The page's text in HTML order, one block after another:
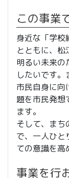
この事業
身近な「学校
とともに、
明るい未来の
したいです。
市民自身に向
題を市民発想
ます。
そして、まち
で、一人ひと
ての意識を高
事業を行